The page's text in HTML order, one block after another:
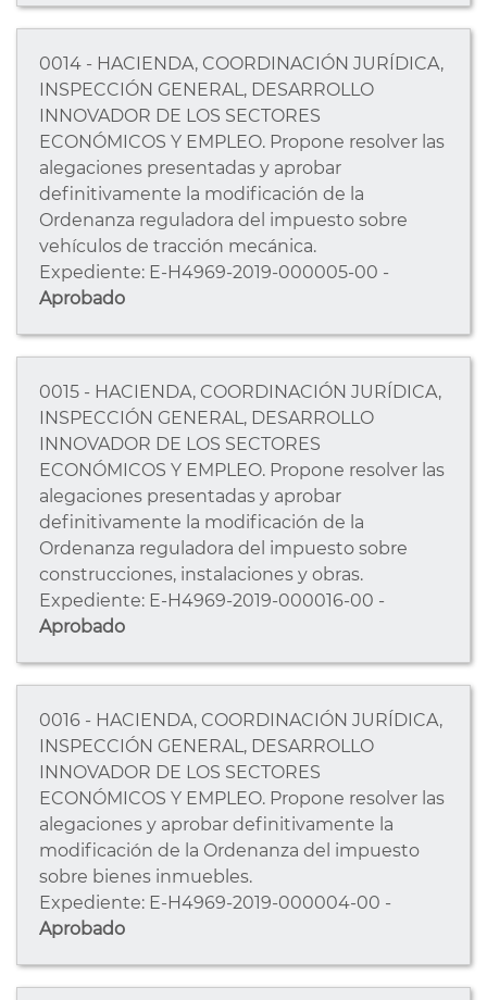
0014 - HACIENDA, COORDINACIÓN JURÍDICA,
INSPECCIÓN GENERAL, DESARROLLO
INNOVADOR DE LOS SECTORES
ECONÓMICOS Y EMPLEO. Propone resolver las
alegaciones presentadas y aprobar
definitivamente la modificación de la
Ordenanza reguladora del impuesto sobre
vehículos de tracción mecánica.
Expediente: E-H4969-2019-000005-00 -
Aprobado
0015 - HACIENDA, COORDINACIÓN JURÍDICA,
INSPECCIÓN GENERAL, DESARROLLO
INNOVADOR DE LOS SECTORES
ECONÓMICOS Y EMPLEO. Propone resolver las
alegaciones presentadas y aprobar
definitivamente la modificación de la
Ordenanza reguladora del impuesto sobre
construcciones, instalaciones y obras.
Expediente: E-H4969-2019-000016-00 -
Aprobado
0016 - HACIENDA, COORDINACIÓN JURÍDICA,
INSPECCIÓN GENERAL, DESARROLLO
INNOVADOR DE LOS SECTORES
ECONÓMICOS Y EMPLEO. Propone resolver las
alegaciones y aprobar definitivamente la
modificación de la Ordenanza del impuesto
sobre bienes inmuebles.
Expediente: E-H4969-2019-000004-00 -
Aprobado